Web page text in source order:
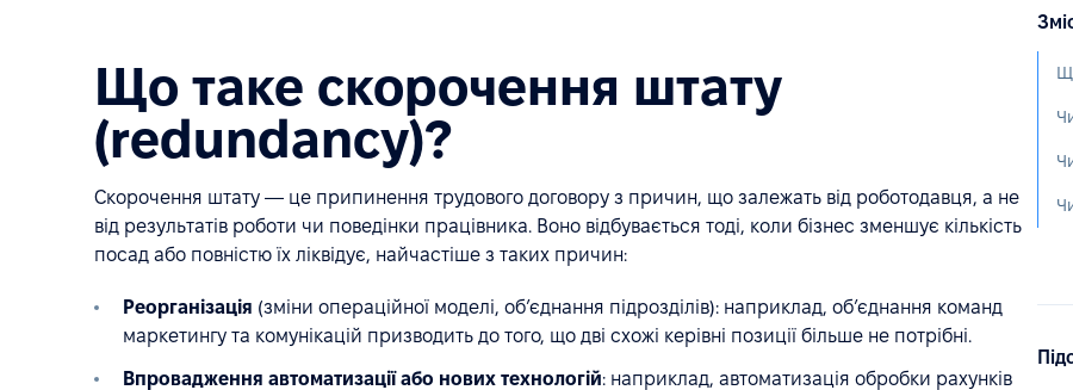
Що таке скорочення штату
(redundancy)?
Скорочення штату — це припинення трудового договору з причин, що залежать від роботодавця, а не
від результатів роботи чи поведінки працівника. Воно відбувається тоді, коли бізнес зменшує кількість
посад або повністю їх ліквідує, найчастіше з таких причин:
Реорганізація (зміни операційної моделі, об’єднання підрозділів): наприклад, об’єднання команд
маркетингу та комунікацій призводить до того, що дві схожі керівні позиції більше не потрібні.
Впровадження автоматизації або нових технологій: наприклад, автоматизація обробки рахунків